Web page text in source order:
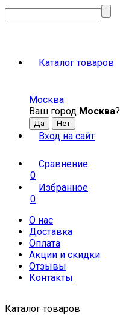
Каталог товаров
Москва
Ваш город Москва?
Вход на сайт
Сравнение
0
Избранное
0
О нас
Доставка
Оплата
Акции и скидки
Отзывы
Контакты
Каталог товаров